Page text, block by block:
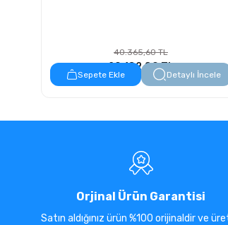
40.365,60 TL
20.182,80 TL
Sepete Ekle Detaylı İncele
Orjinal Ürün Garantisi
Satın aldığınız ürün %100 orijinaldir ve